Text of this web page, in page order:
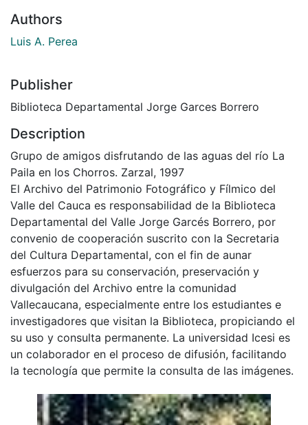
Authors
Luis A. Perea
Publisher
Biblioteca Departamental Jorge Garces Borrero
Description
Grupo de amigos disfrutando de las aguas del río La
Paila en los Chorros. Zarzal, 1997
El Archivo del Patrimonio Fotográfico y Fílmico del
Valle del Cauca es responsabilidad de la Biblioteca
Departamental del Valle Jorge Garcés Borrero, por
convenio de cooperación suscrito con la Secretaria
del Cultura Departamental, con el fin de aunar
esfuerzos para su conservación, preservación y
divulgación del Archivo entre la comunidad
Vallecaucana, especialmente entre los estudiantes e
investigadores que visitan la Biblioteca, propiciando el
su uso y consulta permanente. La universidad Icesi es
un colaborador en el proceso de difusión, facilitando
la tecnología que permite la consulta de las imágenes.